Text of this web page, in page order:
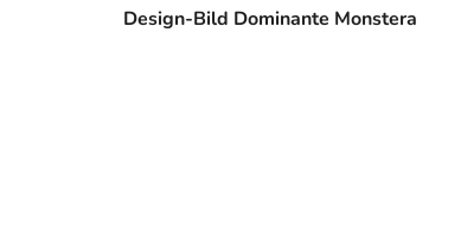
Design-Bild Dominante Monstera